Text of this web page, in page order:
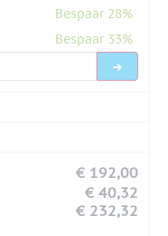
Bespaar 28%
Bespaar 33%
€ 192,00
€ 40,32
€ 232,32